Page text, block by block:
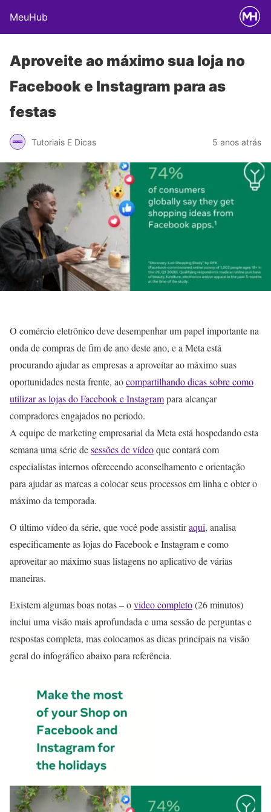
MeuHub
Aproveite ao máximo sua loja no
Facebook e Instagram para as
festas
Tutoriais E Dicas 5 anos atrás
O comércio eletrônico deve desempenhar um papel importante na
onda de compras de fim de ano deste ano, e a Meta está
procurando ajudar as empresas a aproveitar ao máximo suas
oportunidades nesta frente, aocompartilhando dicas sobre como
utilizar as lojas do Facebook e Instagrampara alcançar
compradores engajados no período.
A equipe de marketing empresarial da Meta está hospedando esta
semana uma série desessões de vídeoque contará com
especialistas internos oferecendo aconselhamento e orientação
para ajudar as marcas a colocar seus processos em linha e obter o
máximo da temporada.
O último vídeo da série, que você pode assistiraqui, analisa
especificamente as lojas do Facebook e Instagram e como
aproveitar ao máximo suas listagens no aplicativo de várias
maneiras.
Existem algumas boas notas – ovideo completo(26 minutos)
inclui uma visão mais aprofundada e uma sessão de perguntas e
respostas completa, mas colocamos as dicas principais na visão
geral do infográfico abaixo para referência.